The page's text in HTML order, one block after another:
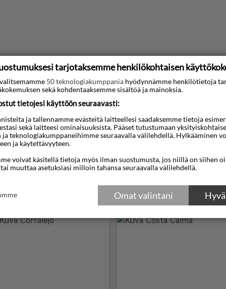
tarjotaksemme henkilökohtaisen
50 teknologiakumppania hyödynnämme henkilötietoja
sekä kohdentaaksemme sisältöä ja mainoksia.
tietojesi käyttöön seuraavasti:
ja tallennamme evästeitä laitteellesi saadaksemme tietoja
sekä laitteesi ominaisuuksista. Pääset tutustumaan
teknologiakumppaneihimme seuraavalla välilehdellä. Hylkääminen
ja käytettävyyteen.
voivat käsitellä tietoja myös ilman suostumusta, jos niillä on siihen
muuttaa asetuksiasi milloin tahansa seuraavalla välilehdellä.
Omat valintani